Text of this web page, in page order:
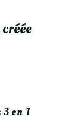
3 en 1